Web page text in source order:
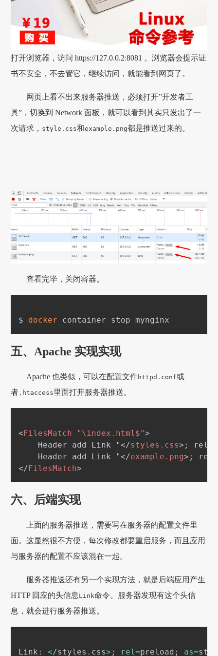
打开浏览器，访问 https://127.0.0.2:8081 。浏览器会提示证
书不安全，不去管它，继续访问，就能看到网页了。
网页上看不出来服务器推送，必须打开”开发者工
具”，切换到 Network 面板，就可以看到其实只发出了一
次请求， style.css和example.png都是推送过来的。
查看完毕，关闭容器。
$ docker
五、Apache 实现实现
Apache 也类似，可以在配置文件httpd.conf或
者 .htaccess里面打开服务器推送。
< FilesMatch "\index.html$">
    Header add Link "
</styles.css> ;
    Header add Link "
</example.png>
</ FilesMatch>
六、后端实现
上面的服务器推送，需要写在服务器的配置文件里
面。这显然很不方便，每次修改都要重启服务，而且应用
与服务器的配置不应该混在一起。
服务器推送还有另一个实现方法，就是后端应用产生
HTTP 回应的头信息 Link命令。服务器发现有这个头信
息，就会进行服务器推送。
Link: </styles.css> ; rel=preload ; as=